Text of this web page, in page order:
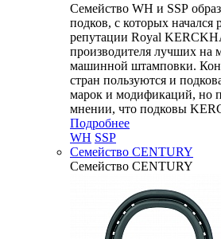
Семейство WH и SSP
подков, с которых начался
репутации Royal
производителя лучших на
машинной штамповки.
стран пользуются и
марок и модификаций, но
мнении, что подковы
Подробнее
WH SSP
Семейство CENTURY
Семейство CENTURY